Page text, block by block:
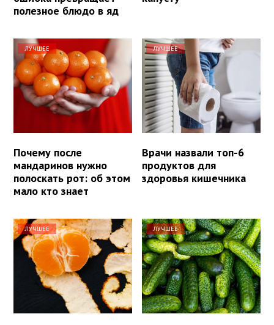
полезное блюдо в яд
ЛУЧШЕЕ
Почему после
мандаринов нужно
полоскать рот: об этом
мало кто знает
ЛУЧШЕЕ
Врачи назвали топ-6
продуктов для
здоровья кишечника
ЛУЧШЕЕ ЛУЧШЕЕ